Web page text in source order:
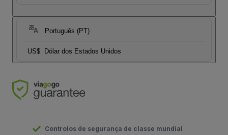
Português (PT)
US$ Dólar dos Estados Unidos
Controlos de segurança de classe mundial